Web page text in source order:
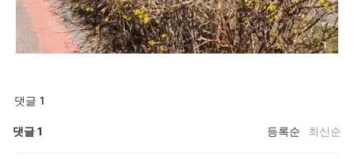
댓글 1
댓글1 등록순 최신순